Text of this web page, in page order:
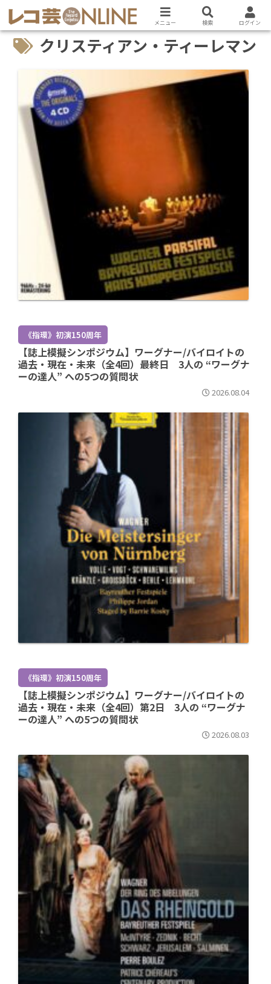
クリスティアン・ティーレマン
《指環》初演150周年
【誌上模擬シンポジウム】ワーグナー/バイロイトの
過去・現在・未来（全4回）最終日 3人の “ワーグナ
ーの達人” への5つの質問状
2026.08.04
《指環》初演150周年
【誌上模擬シンポジウム】ワーグナー/バイロイトの
過去・現在・未来（全4回）第2日 3人の “ワーグナ
ーの達人” への5つの質問状
2026.08.03
メニュー 検索 ログイン